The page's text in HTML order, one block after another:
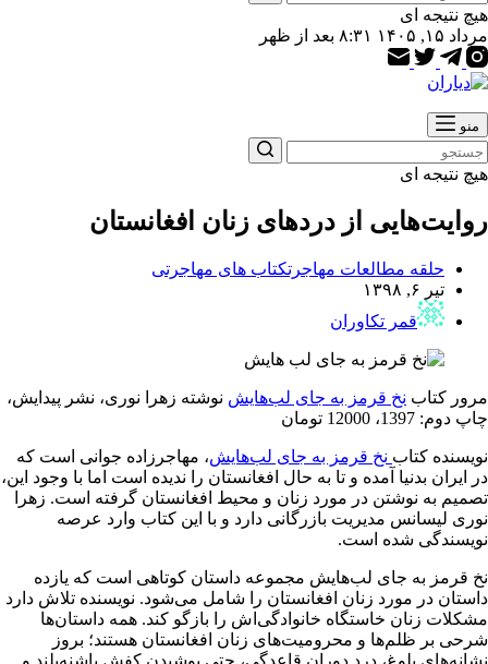
هیچ نتیجه ای
مرداد ۱۵, ۱۴۰۵ ۸:۳۱ بعد از ظهر
منو
هیچ نتیجه ای
روایت‌هایی از دردهای زنان افغانستان
حلقه مطالعات مهاجرتکتاب های مهاجرتی
تیر ۶, ۱۳۹۸
قمر تکاوران
مرور کتاب نخ قرمز به جای لب‌هایش نوشته زهرا نوری، نشر پیدایش،
چاپ دوم: 1397، 12000 تومان
نویسنده کتاب نخ قرمز به جای لب‌هایش، مهاجرزاده جوانی است که
در ایران بدنیا آمده و تا به حال افغانستان را ندیده است اما با وجود این،
تصمیم به نوشتن در مورد زنان و محیط افغانستان گرفته است. زهرا
نوری لیسانس مدیریت بازرگانی دارد و با این کتاب وارد عرصه
نویسندگی شده است.
نخ قرمز به جای لب‌هایش مجموعه داستان کوتاهی است که یازده
داستان در مورد زنان افغانستان را شامل می‌شود. نویسنده تلاش دارد
مشکلات زنان خاستگاه خانوادگی‌اش را بازگو کند. همه داستان‌ها
شرحی بر ظلم‌ها و محرومیت‌های زنان افغانستان هستند؛ بروز
نشانه‌های بلوغ، درد دوران قاعدگی، حتی پوشیدن کفش پاشنه‌بلند و